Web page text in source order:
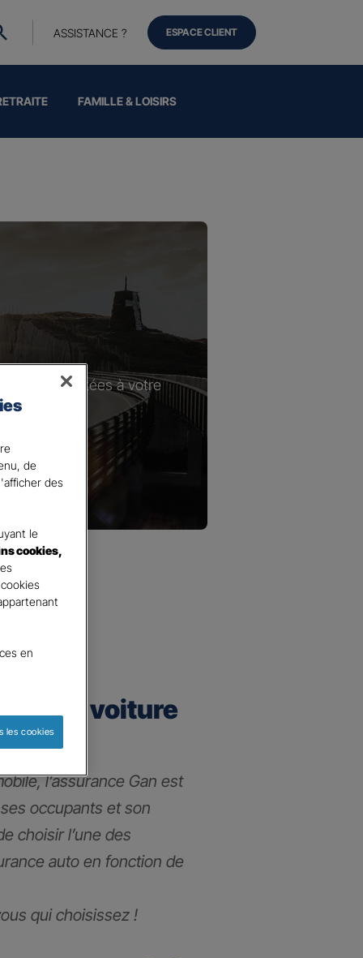
FAMILLE & LOISIRS
ASSISTANCE ? ESPACE CLIENT
plus adaptées à votre
voiture
l’assurance Gan est
occupants et son
choisir l’une des
auto en fonction de
qui choisissez !
de
des
le
cookies,
en
les cookies